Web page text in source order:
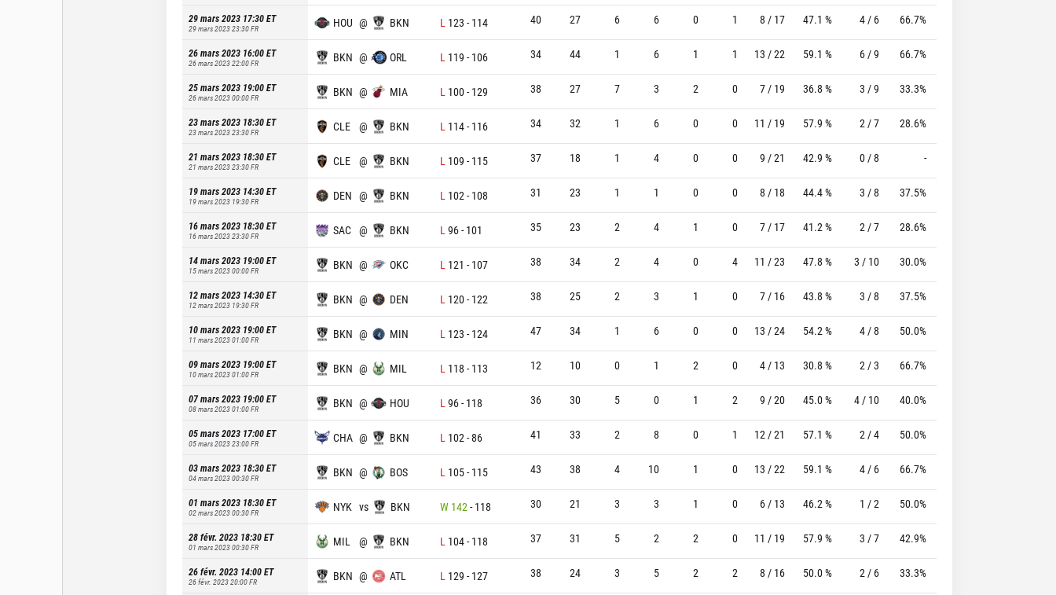
29 mars 2023 17:30ET
29 mars 2023 23:30FR HOU @ BKN L 123 - 114 40 27 6 6 0 1 8 / 17 47.1 % 4 / 6 66.7%
26 mars 2023 16:00ET
26 mars 2023 22:00FR BKN @ ORL L 119 - 106 34 44 1 6 1 1 13 / 22 59.1 % 6 / 9 66.7%
25 mars 2023 19:00ET
26 mars 2023 00:00FR BKN @ MIA L 100- 129 38 27 7 3 2 0 7 / 19 36.8 % 3 / 9 33.3%
23 mars 2023 18:30ET
23 mars 2023 23:30FR CLE @ BKN L 114- 116 34 32 1 6 0 0 11 / 19 57.9 % 2 / 7 28.6%
21 mars 2023 18:30ET
21 mars 2023 23:30FR CLE @ BKN L 109 - 115 37 18 1 4 0 0 9 / 21 42.9 % 0 / 8 -
19 mars 2023 14:30ET
19 mars 2023 19:30FR DEN @ BKN L 102 - 108 31 23 1 1 0 0 8 / 18 44.4 % 3 / 8 37.5%
16 mars 2023 18:30ET
16 mars 2023 23:30FR SAC @ BKN L 96- 101 35 23 2 4 1 0 7 / 17 41.2 % 2 / 7 28.6%
14 mars 2023 19:00ET
15 mars 2023 00:00FR BKN @ OKC L 121 - 107 38 34 2 4 0 4 11 / 23 47.8 % 3 / 10 30.0%
12 mars 2023 14:30ET
12 mars 2023 19:30FR BKN @ DEN L 120- 122 38 25 2 3 1 0 7 / 16 43.8 % 3 / 8 37.5%
10 mars 2023 19:00ET
11 mars 2023 01:00FR BKN @ MIN L 123 - 124 47 34 1 6 0 0 13 / 24 54.2 % 4 / 8 50.0%
09 mars 2023 19:00ET
10 mars 2023 01:00FR BKN @ MIL L 118 - 113 12 10 0 1 2 0 4 / 13 30.8 % 2 / 3 66.7%
07 mars 2023 19:00ET
08 mars 2023 01:00FR BKN @ HOU L 96- 118 36 30 5 0 1 2 9 / 20 45.0 % 4 / 10 40.0%
05 mars 2023 17:00ET
05 mars 2023 23:00FR CHA @ BKN L 102 -86 41 33 2 8 0 1 12 / 21 57.1 % 2 / 4 50.0%
03 mars 2023 18:30ET
04 mars 2023 00:30FR BKN @ BOS L 105- 115 43 38 4 10 1 0 13 / 22 59.1 % 4 / 6 66.7%
01 mars 2023 18:30ET
02 mars 2023 00:30FR NYK vs BKN W 142 - 118 30 21 3 3 1 0 6 / 13 46.2 % 1 / 2 50.0%
28 févr. 2023 18:30ET
01 mars 2023 00:30FR MIL @ BKN L 104- 118 37 31 5 2 2 0 11 / 19 57.9 % 3 / 7 42.9%
26 févr. 2023 14:00ET
26 févr. 2023 20:00FR BKN @ ATL L 129 - 127 38 24 3 5 2 2 8 / 16 50.0 % 2 / 6 33.3%